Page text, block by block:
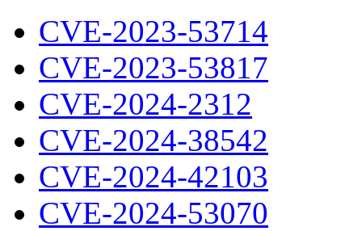
CVE-2023-53714
CVE-2023-53817
CVE-2024-2312
CVE-2024-38542
CVE-2024-42103
CVE-2024-53070